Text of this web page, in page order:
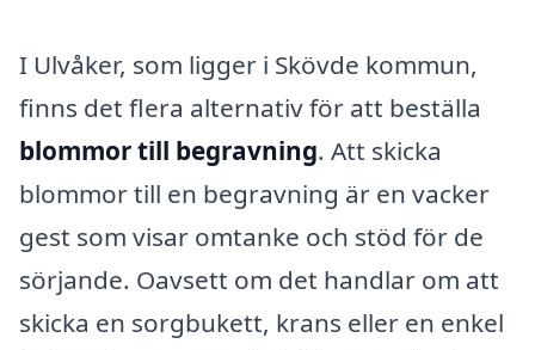
I Ulvåker, som ligger i Skövde kommun,
finns det flera alternativ för att beställa
blommor till begravning. Att skicka
blommor till en begravning är en vacker
gest som visar omtanke och stöd för de
sörjande. Oavsett om det handlar om att
skicka en sorgbukett, krans eller en enkel